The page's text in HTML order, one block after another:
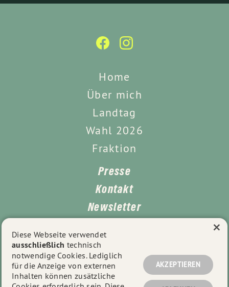
Home
Über mich
Landtag
Wahl 2026
Fraktion
Presse
Kontakt
Newsletter
Impressum
Datenschutz
Diese Webseite verwendet
ausschließlich technisch
notwendige Cookies. Lediglich
für die Anzeige von externen
Inhalten können zusätzliche
AKZEPTIEREN
×